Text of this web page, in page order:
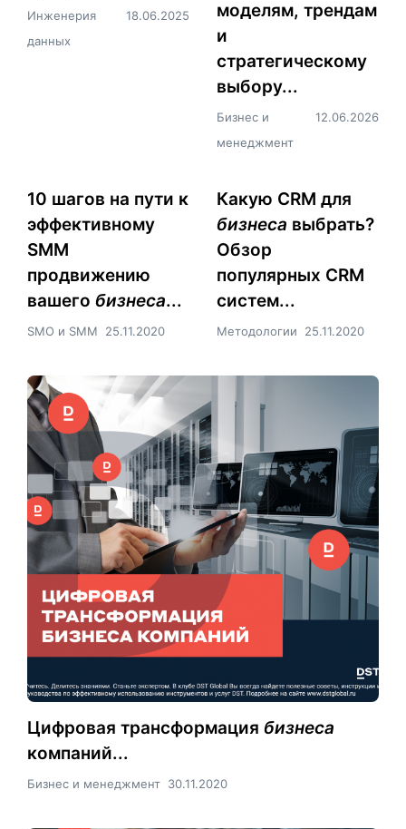
Инженерия
данных
18.06.2025
моделям, трендам
и
стратегическому
выбору...
Бизнес и
менеджмент
12.06.2026
10 шагов на пути к
эффективному
SMM
продвижению
вашего бизнеса...
SMO и SMM 25.11.2020
Какую CRM для
бизнеса выбрать?
Обзор
популярных CRM
систем...
Методологии 25.11.2020
Цифровая трансформация бизнеса
компаний...
Бизнес и менеджмент 30.11.2020